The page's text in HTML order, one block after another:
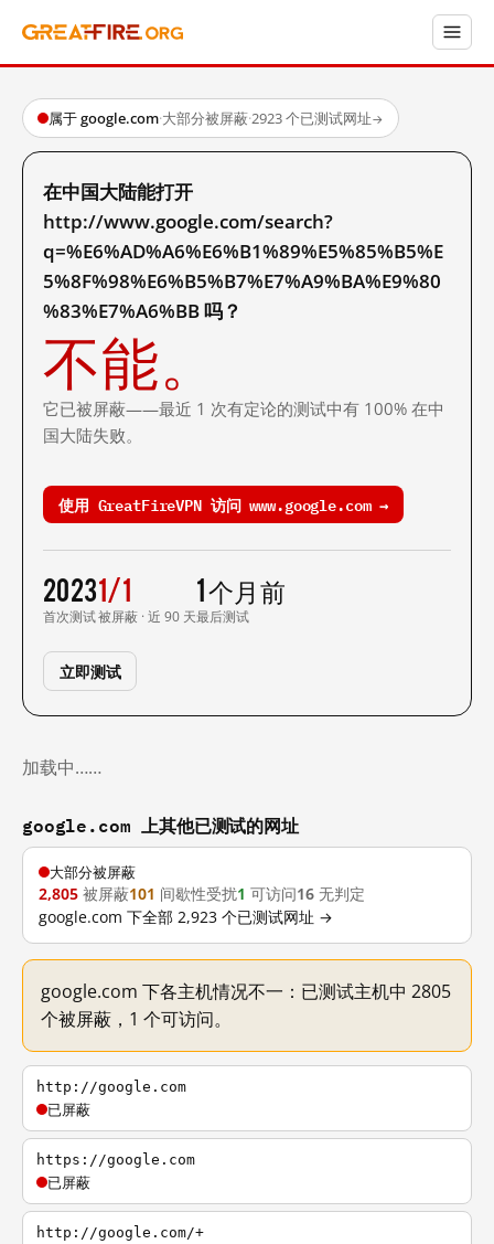
属于 google.com·大部分被屏蔽·2923 个已测试网址→
在中国大陆能打开
http://www.google.com/search?
q=%E6%AD%A6%E6%B1%89%E5%85%B5%E
5%8F%98%E6%B5%B7%E7%A9%BA%E9%80
%83%E7%A6%BB 吗？
不能。
它已被屏蔽——最近 1 次有定论的测试中有 100% 在中
国大陆失败。
使用 GreatFireVPN 访问 www.google.com →
2023
首次测试
1/1
被屏蔽 · 近 90 天
1 个月前
最后测试
立即测试
加载中……
google.com 上其他已测试的网址
大部分被屏蔽
2,805 被屏蔽101 间歇性受扰1 可访问16 无判定
google.com 下全部 2,923 个已测试网址 →
google.com 下各主机情况不一：已测试主机中 2805
个被屏蔽，1 个可访问。
http://google.com
已屏蔽
https://google.com
已屏蔽
http://google.com/+